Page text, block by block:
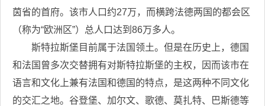
茵省的首府。该市人口约27万，而横跨法德两国的都会区
（称为“欧洲区”）总人口达到86万多人。
斯特拉斯堡目前属于法国领土。但是在历史上，德国
和法国曾多次交替拥有对斯特拉斯堡的主权，因而该市在
语言和文化上兼有法国和德国的特点，是这两种不同文化
的交汇之地。谷登堡、加尔文、歌德、莫扎特、巴斯德等